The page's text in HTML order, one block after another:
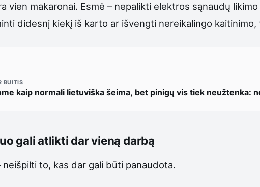
vien makaronai. Esmė – nepalikti elektros sąnaudų
didesnį kiekį iš karto ar išvengti nereikalingo
BUITIS
kaip normali lietuviška šeima, bet pinigų vis tiek neužtenka:
gali atlikti dar vieną darbą
neišpilti to, kas dar gali būti panaudota.